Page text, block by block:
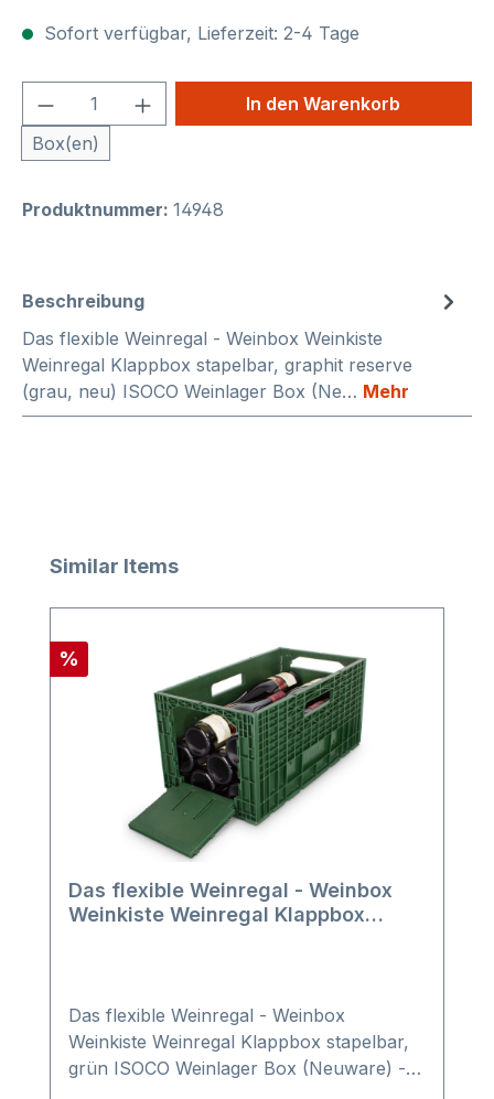
Sofort verfügbar, Lieferzeit: 2-4 Tage
Produkt Anzahl: Gib den
Box(en)
In den Warenkorb
Produktnummer: 14948
Beschreibung
Das flexible Weinregal - Weinbox Weinkiste
Weinregal Klappbox stapelbar, graphit reserve
(grau, neu) ISOCO Weinlager Box (Ne… Mehr
Produktgalerie überspringen
Similar Items
Rabatt
%
Das flexible Weinregal - Weinbox
Weinkiste Weinregal Klappbox
Das flexible Weinregal - Weinbox
Weinkiste Weinregal Klappbox stapelbar,
grün ISOCO Weinlager Box (Neuware) -